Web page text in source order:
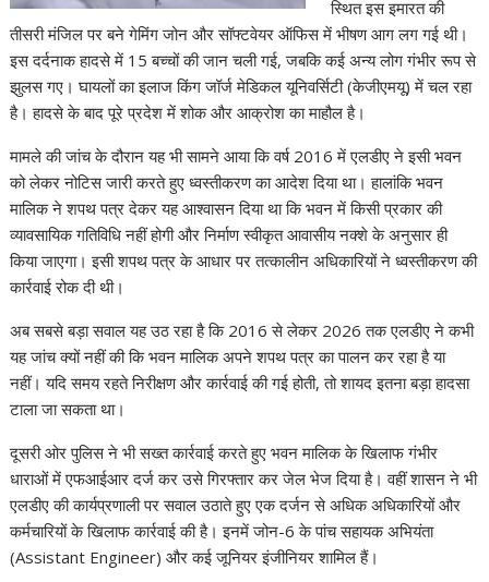
स्थित इस इमारत की
तीसरी मंजिल पर बने गेमिंग जोन और सॉफ्टवेयर ऑफिस में भीषण आग लग गई थी।
इस दर्दनाक हादसे में 15 बच्चों की जान चली गई, जबकि कई अन्य लोग गंभीर रूप से
झुलस गए। घायलों का इलाज किंग जॉर्ज मेडिकल यूनिवर्सिटी (केजीएमयू) में चल रहा
है। हादसे के बाद पूरे प्रदेश में शोक और आक्रोश का माहौल है।
मामले की जांच के दौरान यह भी सामने आया कि वर्ष 2016 में एलडीए ने इसी भवन
को लेकर नोटिस जारी करते हुए ध्वस्तीकरण का आदेश दिया था। हालांकि भवन
मालिक ने शपथ पत्र देकर यह आश्वासन दिया था कि भवन में किसी प्रकार की
व्यावसायिक गतिविधि नहीं होगी और निर्माण स्वीकृत आवासीय नक्शे के अनुसार ही
किया जाएगा। इसी शपथ पत्र के आधार पर तत्कालीन अधिकारियों ने ध्वस्तीकरण की
कार्रवाई रोक दी थी।
अब सबसे बड़ा सवाल यह उठ रहा है कि 2016 से लेकर 2026 तक एलडीए ने कभी
यह जांच क्यों नहीं की कि भवन मालिक अपने शपथ पत्र का पालन कर रहा है या
नहीं। यदि समय रहते निरीक्षण और कार्रवाई की गई होती, तो शायद इतना बड़ा हादसा
टाला जा सकता था।
दूसरी ओर पुलिस ने भी सख्त कार्रवाई करते हुए भवन मालिक के खिलाफ गंभीर
धाराओं में एफआईआर दर्ज कर उसे गिरफ्तार कर जेल भेज दिया है। वहीं शासन ने भी
एलडीए की कार्यप्रणाली पर सवाल उठाते हुए एक दर्जन से अधिक अधिकारियों और
कर्मचारियों के खिलाफ कार्रवाई की है। इनमें जोन-6 के पांच सहायक अभियंता
(Assistant Engineer) और कई जूनियर इंजीनियर शामिल हैं।